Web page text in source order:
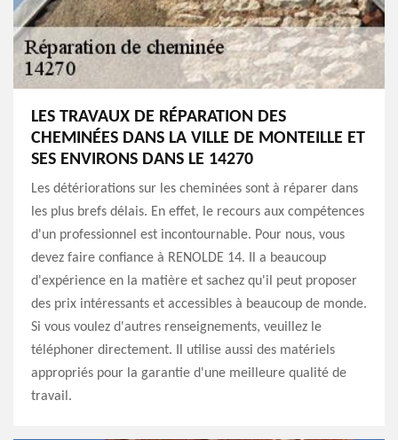
LES TRAVAUX DE RÉPARATION DES
CHEMINÉES DANS LA VILLE DE MONTEILLE ET
SES ENVIRONS DANS LE 14270
Les détériorations sur les cheminées sont à réparer dans
les plus brefs délais. En effet, le recours aux compétences
d'un professionnel est incontournable. Pour nous, vous
devez faire confiance à RENOLDE 14. Il a beaucoup
d'expérience en la matière et sachez qu'il peut proposer
des prix intéressants et accessibles à beaucoup de monde.
Si vous voulez d'autres renseignements, veuillez le
téléphoner directement. Il utilise aussi des matériels
appropriés pour la garantie d'une meilleure qualité de
travail.